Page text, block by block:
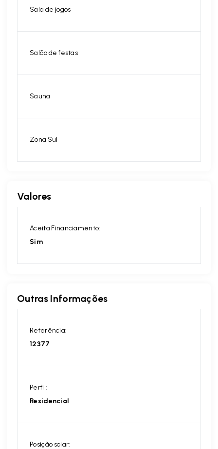
Sala de jogos
Salão de festas
Sauna
Zona Sul
Valores
Aceita Financiamento:
Sim
Outras Informações
Referência:
12377
Perfil:
Residencial
Posição solar: